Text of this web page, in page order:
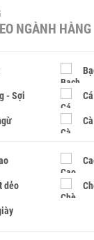
NGÀNH HÀNG
- Sợi
dẻo